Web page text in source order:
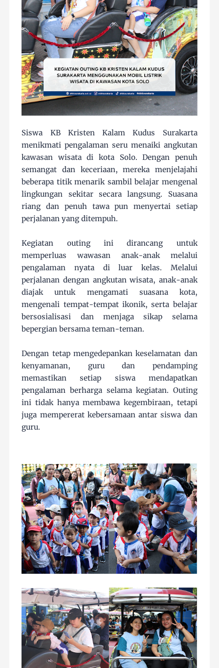
Siswa KB Kristen Kalam Kudus Surakarta
menikmati pengalaman seru menaiki angkutan
kawasan wisata di kota Solo. Dengan penuh
semangat dan keceriaan, mereka menjelajahi
beberapa titik menarik sambil belajar mengenal
lingkungan sekitar secara langsung. Suasana
riang dan penuh tawa pun menyertai setiap
perjalanan yang ditempuh.
Kegiatan outing ini dirancang untuk
memperluas wawasan anak-anak melalui
pengalaman nyata di luar kelas. Melalui
perjalanan dengan angkutan wisata, anak-anak
diajak untuk mengamati suasana kota,
mengenali tempat-tempat ikonik, serta belajar
bersosialisasi dan menjaga sikap selama
bepergian bersama teman-teman.
Dengan tetap mengedepankan keselamatan dan
kenyamanan, guru dan pendamping
memastikan setiap siswa mendapatkan
pengalaman berharga selama kegiatan. Outing
ini tidak hanya membawa kegembiraan, tetapi
juga mempererat kebersamaan antar siswa dan
guru.